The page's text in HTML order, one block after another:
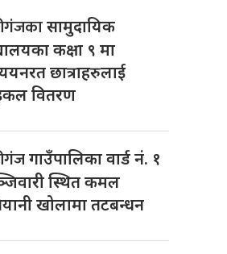
सामुदायिक
कक्षा ९ मा
छात्राहरुलाई
वितरण
गाउँपालिका वार्ड नं. १
स्थित कमल
खोलामा तटबन्धन